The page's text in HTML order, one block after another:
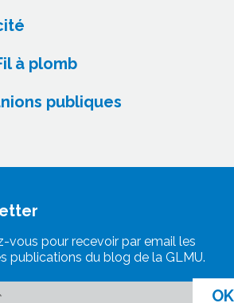
à plomb
publiques
vous pour recevoir par email les
publications du blog de la GLMU.